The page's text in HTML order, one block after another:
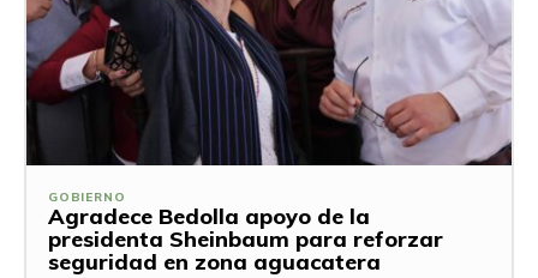
GOBIERNO
Agradece Bedolla apoyo de la
presidenta Sheinbaum para reforzar
seguridad en zona aguacatera